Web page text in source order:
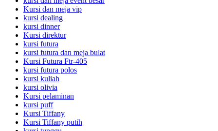
Kursi dan meja vip
kursi dealing
kursi dinner
Kursi direktur
kursi futura
kursi futura dan meja bulat
Kursi Futura Ftr-405
kursi futura polos
kursi kuliah
kursi olivia
Kursi pelaminan
kursi puff
Kursi Tiffany
Kursi Tiffany putih